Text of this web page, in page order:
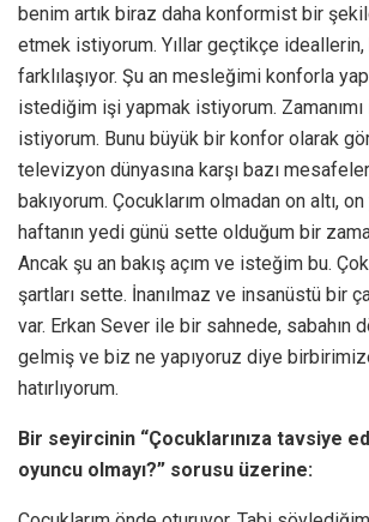
benim artık biraz daha konformist bir
etmek istiyorum. Yıllar geçtikçe
farklılaşıyor. Şu an mesleğimi konforla
istediğim işi yapmak istiyorum.
istiyorum. Bunu büyük bir konfor olarak
televizyon dünyasına karşı bazı
bakıyorum. Çocuklarım olmadan on altı,
haftanın yedi günü sette olduğum bir
Ancak şu an bakış açım ve isteğim bu.
şartları sette. İnanılmaz ve insanüstü bir
var. Erkan Sever ile bir sahnede, sabahın
gelmiş ve biz ne yapıyoruz diye
hatırlıyorum.
Bir seyircinin “Çocuklarınıza tavsiye
oyuncu olmayı?” sorusu üzerine: